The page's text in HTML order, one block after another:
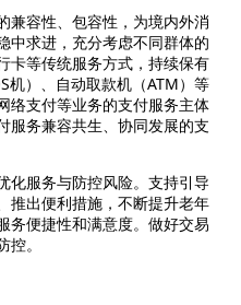
容性、包容性，为境内外消
中求进，充分考虑不同群体的
卡等传统服务方式，持续保有
机）、自动取款机（ATM）等
络支付等业务的支付服务主体
服务兼容共生、协同发展的支
服务与防控风险。支持引导
推出便利措施，不断提升老年
务便捷性和满意度。做好交易
。